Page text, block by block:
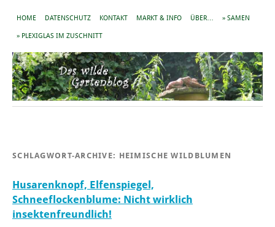
HOME DATENSCHUTZ KONTAKT MARKT & INFO ÜBER… » SAMEN
» PLEXIGLAS IM ZUSCHNITT
SCHLAGWORT-ARCHIVE: HEIMISCHE WILDBLUMEN
Husarenknopf, Elfenspiegel,
Schneeflockenblume: Nicht wirklich
insektenfreundlich!